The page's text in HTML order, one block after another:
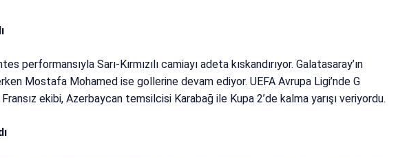
performansıyla Sarı-Kırmızılı camiayı adeta kıskandırıyor. Galatasaray’ın
Mostafa Mohamed ise gollerine devam ediyor. UEFA Avrupa Ligi’nde G
ekibi, Azerbaycan temsilcisi Karabağ ile Kupa 2’de kalma yarışı veriyordu.